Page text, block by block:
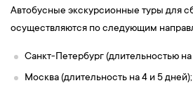
Автобусные экскурсионные туры для
осуществляются по следующим
Санкт-Петербург (длительностью на
Москва (длительность на 4 и 5 дней);